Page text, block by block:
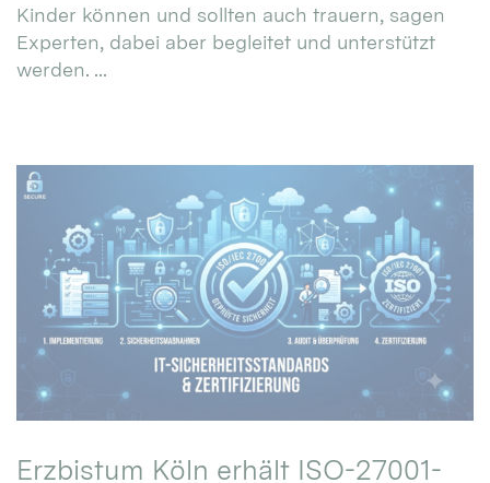
Kinder können und sollten auch trauern, sagen
Experten, dabei aber begleitet und unterstützt
werden. ...
Erzbistum Köln erhält ISO-27001-